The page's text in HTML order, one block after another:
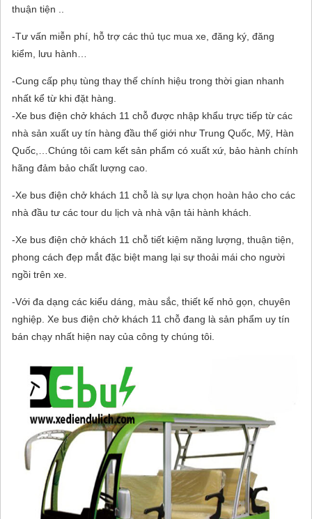
thuận tiện ..
-Tư vấn miễn phí, hỗ trợ các thủ tục mua xe, đăng ký, đăng
kiểm, lưu hành…
-Cung cấp phụ tùng thay thế chính hiệu trong thời gian nhanh
nhất kể từ khi đặt hàng.
-Xe bus điện chở khách 11 chỗ được nhập khẩu trực tiếp từ các
nhà sản xuất uy tín hàng đầu thế giới như Trung Quốc, Mỹ, Hàn
Quốc,…Chúng tôi cam kết sản phẩm có xuất xứ, bảo hành chính
hãng đảm bảo chất lượng cao.
-Xe bus điện chở khách 11 chỗ là sự lựa chọn hoàn hảo cho các
nhà đầu tư các tour du lịch và nhà vận tải hành khách.
-Xe bus điện chở khách 11 chỗ tiết kiệm năng lượng, thuận tiện,
phong cách đẹp mắt đặc biệt mang lại sự thoải mái cho người
ngồi trên xe.
-Với đa dạng các kiểu dáng, màu sắc, thiết kế nhỏ gọn, chuyên
nghiệp. Xe bus điện chở khách 11 chỗ đang là sản phẩm uy tín
bán chạy nhất hiện nay của công ty chúng tôi.